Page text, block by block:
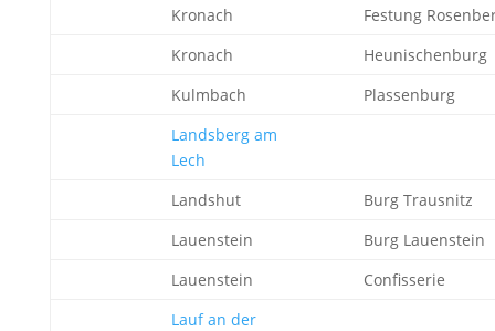
Kronach
Festung
Kronach
Heunischenburg
Kulmbach
Plassenburg
Landsberg am
Lech
Landshut
Burg Trausnitz
Lauenstein
Burg Lauenstein
Lauenstein
Confisserie
Lauf an der